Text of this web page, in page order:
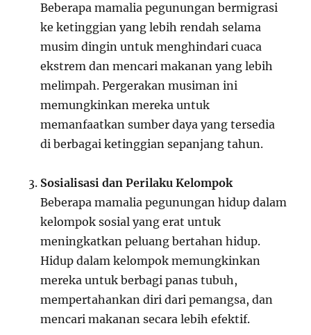
Beberapa mamalia pegunungan bermigrasi
ke ketinggian yang lebih rendah selama
musim dingin untuk menghindari cuaca
ekstrem dan mencari makanan yang lebih
melimpah. Pergerakan musiman ini
memungkinkan mereka untuk
memanfaatkan sumber daya yang tersedia
di berbagai ketinggian sepanjang tahun.
Sosialisasi dan Perilaku Kelompok
Beberapa mamalia pegunungan hidup dalam
kelompok sosial yang erat untuk
meningkatkan peluang bertahan hidup.
Hidup dalam kelompok memungkinkan
mereka untuk berbagi panas tubuh,
mempertahankan diri dari pemangsa, dan
mencari makanan secara lebih efektif.